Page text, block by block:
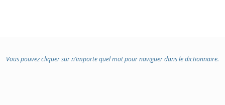
Vous pouvez cliquer sur n’importe quel mot pour naviguer dans le dictionnaire.